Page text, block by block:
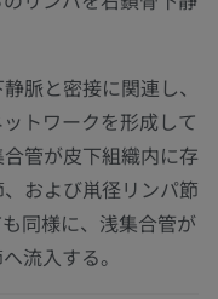
脈と密接に関連し、
トワークを形成して
管が皮下組織内に存
および鼡径リンパ節
同様に、浅集合管が
流入する。